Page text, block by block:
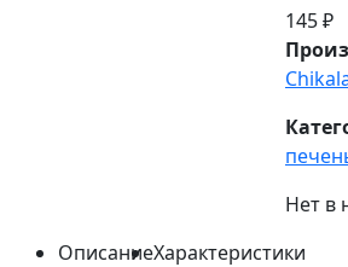
145 ₽
Нет в
ОписаниеХарактеристики